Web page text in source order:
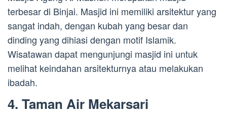
terbesar di Binjai. Masjid ini memiliki arsitektur yang
sangat indah, dengan kubah yang besar dan
dinding yang dihiasi dengan motif Islamik.
Wisatawan dapat mengunjungi masjid ini untuk
melihat keindahan arsitekturnya atau melakukan
ibadah.
4. Taman Air Mekarsari